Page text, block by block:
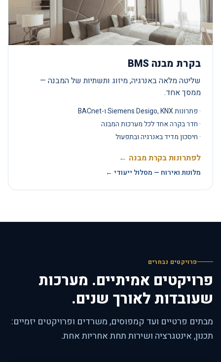
בקרת מבנה BMS
שליטה מלאה באנרגיה, מיזוג ותשתיות של המבנה —
ממסך אחד.
· פתרונות Siemens Desigo, KNX ו-BACnet
· חדר בקרה אחד לכל מערכות המבנה
· חיסכון מדיד באנרגיה ובתפעול
לפתרונות בקרת מבנה ←
מלונות ואירוח — מסלול ייעודי ←
פרויקטים נבחרים
פרויקטים אמיתיים. מערכות
שעובדות לאורך שנים.
מבתים פרטיים ועד קמפוסים, משרדים ופרויקטים יזמיים:
תכנון, אינטגרציה ושירות תחת אחריות אחת.